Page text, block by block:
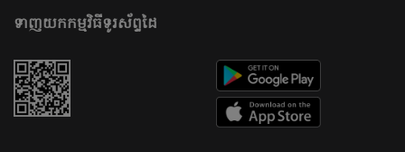
ទាញយកកម្មវិធីទូរស័ព្ទដៃ